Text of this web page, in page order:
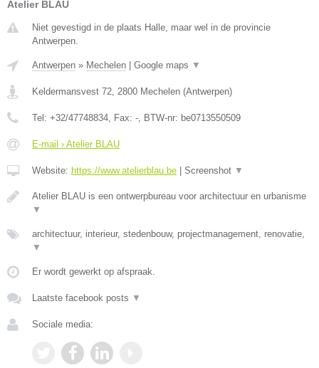
Atelier BLAU
Niet gevestigd in de plaats Halle, maar wel in de provincie
Antwerpen.
Antwerpen » Mechelen Google maps ▼
Keldermansvest 72 2800 Mechelen (Antwerpen)
Tel: +32/47748834 , Fax: - , BTW-nr: be0713550509
E-mail › Atelier BLAU
Website: https://www.atelierblau.be Screenshot ▼
Atelier BLAU is een ontwerpbureau voor architectuur en urbanisme
▼
architectuur, interieur, stedenbouw, projectmanagement, renovatie,
▼
Er wordt gewerkt op afspraak.
Laatste facebook posts ▼
Sociale media: